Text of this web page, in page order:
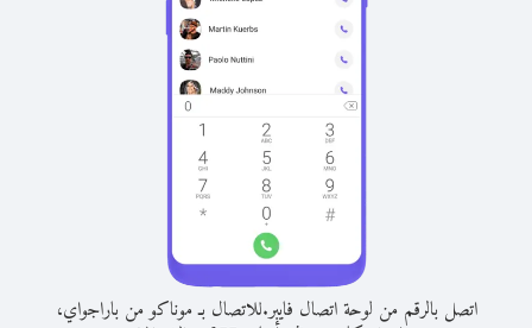
اتصل بالرقم من لوحة اتصال فايبر.للاتصال بـ موناكو من باراجواي،